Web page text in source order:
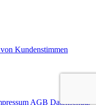
Kundenstimmen
AGB Datenschutz